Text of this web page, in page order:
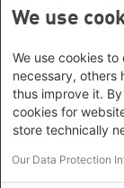
Footer
We use
We use cookies
necessary, others
thus improve it.
cookies for
store technically
Our Data Protection